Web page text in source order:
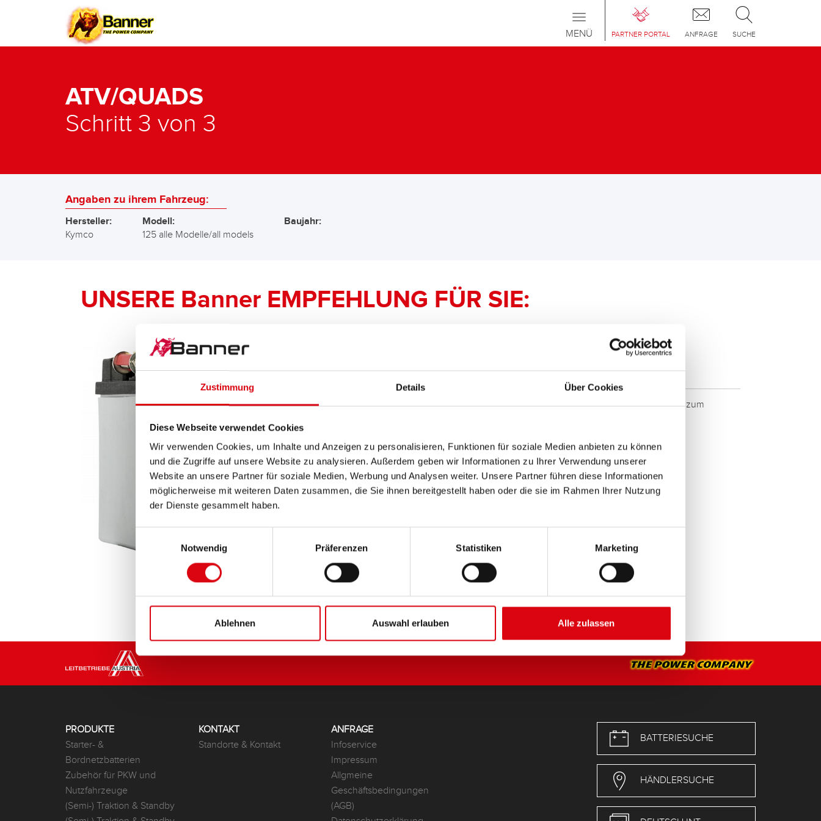
Zustimmung Details Über Cookies
Diese Webseite verwendet Cookies
Wir verwenden Cookies, um Inhalte und Anzeigen zu personalisieren, Funktionen für soziale Medien anbieten zu können
und die Zugriffe auf unsere Website zu analysieren. Außerdem geben wir Informationen zu Ihrer Verwendung unserer
Website an unsere Partner für soziale Medien, Werbung und Analysen weiter. Unsere Partner führen diese Informationen
möglicherweise mit weiteren Daten zusammen, die Sie ihnen bereitgestellt haben oder die sie im Rahmen Ihrer Nutzung
der Dienste gesammelt haben.
Notwendig
Präferenzen Statistiken Marketing
Ablehnen Auswahl erlauben Alle zulassen
PARTNER PORTAL ANFRAGE SUCHE
Toggle
navigation
MENÜ
ATV/QUADS
Schritt 3 von 3
Angaben zu ihrem Fahrzeug:
Hersteller:
Kymco
Modell:
125 alle Modelle/all models
Baujahr:
UNSERE Banner EMPFEHLUNG FÜR SIE:
AGM PRO 509 01 / BETX9 - ETX9
Das Aushängeschild der Banner Markenqualität. Originalqualität zum
PRODUKTDETAILS >
Diese Batterie kaufen:
HÄNDLER & EINBAUSERVICE >
PRODUKTE
Starter- &
Bordnetzbatterien
Zubehör für PKW und
Nutzfahrzeuge
(Semi-) Traktion & Standby
KONTAKT
Standorte & Kontakt
ANFRAGE
Infoservice
Impressum
Allgmeine
Geschäftsbedingungen
(AGB)
BATTERIESUCHE
HÄNDLERSUCHE